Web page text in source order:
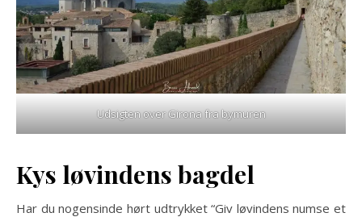
Udsigten over Girona fra bymuren
Kys løvindens bagdel
Har du nogensinde hørt udtrykket “Giv løvindens numse et